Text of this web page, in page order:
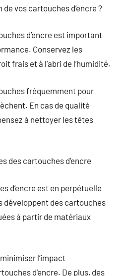
vos cartouches d’encre ?
d’encre est important
Conservez les
frais et à l’abri de l’humidité.
fréquemment pour
En cas de qualité
à nettoyer les têtes
des cartouches d’encre
d’encre est en perpétuelle
développent des cartouches
à partir de matériaux
l’impact
d’encre. De plus, des